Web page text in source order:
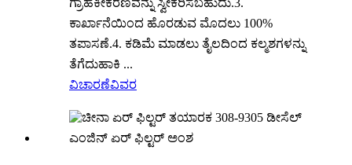
ಗ್ರಾಹಕೀಕರಣವನ್ನು ಸ್ವೀಕರಿಸಬಹುದು.3.
ಕಾರ್ಖಾನೆಯಿಂದ ಹೊರಡುವ ಮೊದಲು 100%
ತಪಾಸಣೆ.4. ಕಡಿಮೆ ಮಾಡಲು ತೈಲದಿಂದ ಕಲ್ಮಶಗಳನ್ನು
ತೆಗೆದುಹಾಕಿ ...
ವಿಚಾರಣೆವಿವರ